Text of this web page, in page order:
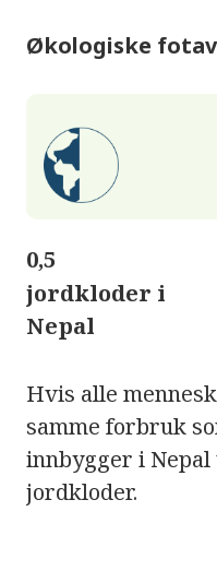
Økologiske
0,5
jordkloder i
Nepal
Hvis alle
samme forbruk
innbygger i
jordkloder.